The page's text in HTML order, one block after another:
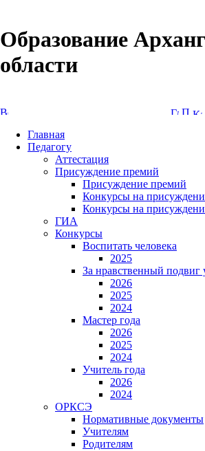
Образование
области
Главная
Педагогу
Аттестация
Присуждение премий
Присуждение премий
Конкурсы на
Конкурсы на
ГИА
Конкурсы
Воспитать человека
2025
За нравственный подвиг
2026
2025
2024
Мастер года
2026
2025
2024
Учитель года
2026
2024
ОРКСЭ
Нормативные документы
Учителям
Родителям